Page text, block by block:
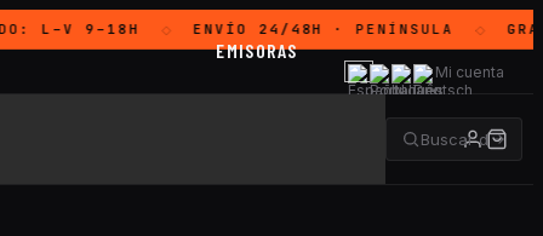
L–V 9–18H ENVÍO 24/48H· PENÍNSULA
Mi cuenta
EMISORAS